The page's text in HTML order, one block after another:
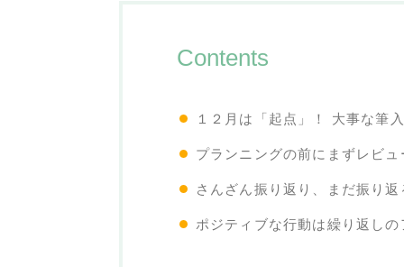
Contents
１２月は「起点」！ 大事な筆
プランニングの前にまずレビュ
さんざん振り返り、まだ振り返
ポジティブな行動は繰り返し